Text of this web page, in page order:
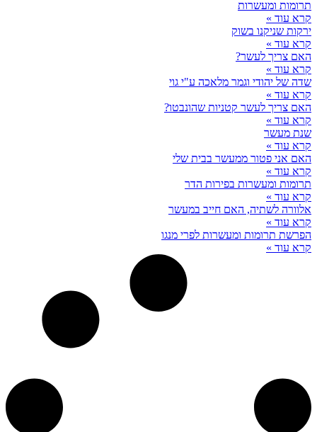
תרומות ומעשרות
קרא עוד »
ירקות שניקנו בשוק
קרא עוד »
האם צריך לעשר?
קרא עוד »
שדה של יהודי וגמר מלאכה ע"י גוי
קרא עוד »
האם צריך לעשר קטניות שהונבטו?
קרא עוד »
שנת מעשר
קרא עוד »
האם אני פטור ממעשר בבית שלי
קרא עוד »
תרומות ומעשרות בפירות הדר
קרא עוד »
אלוורה לשתיה, האם חייב במעשר
קרא עוד »
הפרשת תרומות ומעשרות לפרי מנגו
קרא עוד »